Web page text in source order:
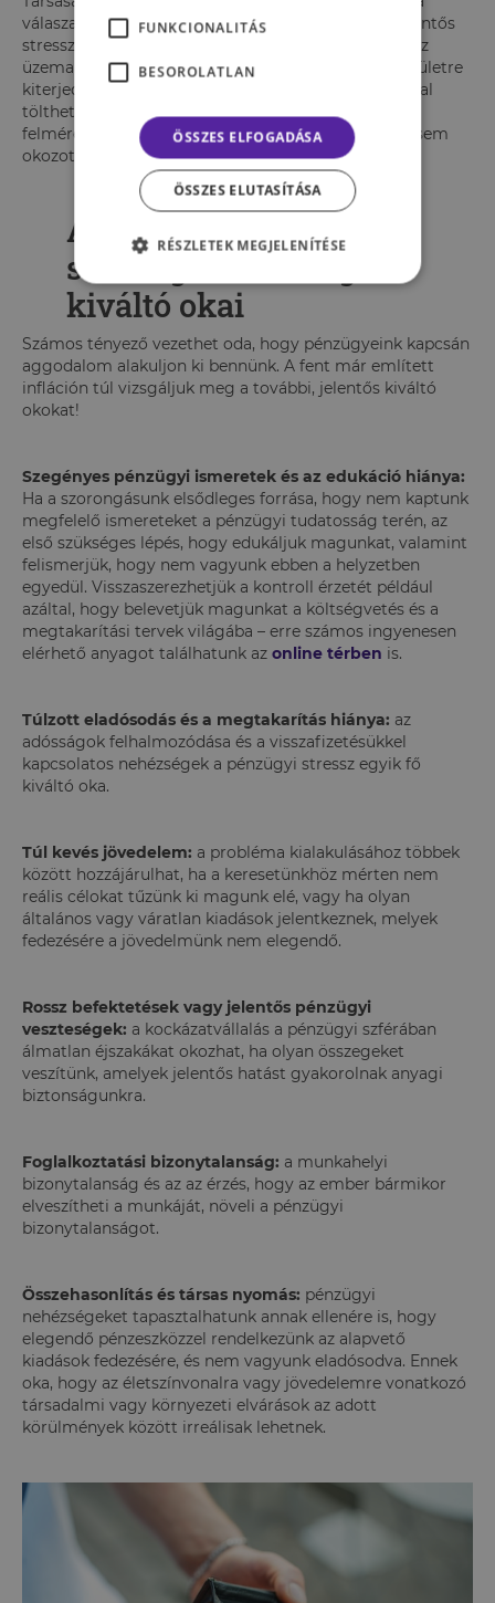
válaszadók 87 százaléka az inflációt
jelölte meg jelentős
stresszforrásként. A nagyfokú árnövekedés, amely az
üzemanyagtól kezdve az élelmiszerekig számos területre
kiterjed, anyagi háttértől függetlenül aggodalommal
tölthet el bennünket. A kutatók szerint egyébként a
felmérés 2007-es kezdete óta egyetlen más kérdés sem
okozott ekkora stresszt.
A pénzügyi
szorongás lehetséges
kiváltó okai
Számos tényező vezethet oda, hogy pénzügyeink kapcsán
aggodalom alakuljon ki bennünk. A fent már említett
infláción túl vizsgáljuk meg a további, jelentős kiváltó
okokat!
Szegényes pénzügyi ismeretek és az edukáció hiánya:
Ha a szorongásunk elsődleges forrása, hogy nem kaptunk
megfelelő ismereteket a pénzügyi tudatosság terén, az
első szükséges lépés, hogy edukáljuk magunkat, valamint
felismerjük, hogy nem vagyunk ebben a helyzetben
egyedül. Visszaszerezhetjük a kontroll érzetét például
azáltal, hogy belevetjük magunkat a költségvetés és a
megtakarítási tervek világába – erre számos ingyenesen
elérhető anyagot találhatunk az online térben is.
Túlzott eladósodás és a megtakarítás hiánya: az
adósságok felhalmozódása és a visszafizetésükkel
kapcsolatos nehézségek a pénzügyi stressz egyik fő
kiváltó oka.
Túl kevés jövedelem: a probléma kialakulásához többek
között hozzájárulhat, ha a keresetünkhöz mérten nem
reális célokat tűzünk ki magunk elé, vagy ha olyan
általános vagy váratlan kiadások jelentkeznek, melyek
fedezésére a jövedelmünk nem elegendő.
Rossz befektetések vagy jelentős pénzügyi
veszteségek: a kockázatvállalás a pénzügyi szférában
álmatlan éjszakákat okozhat, ha olyan összegeket
veszítünk, amelyek jelentős hatást gyakorolnak anyagi
biztonságunkra.
Foglalkoztatási bizonytalanság: a munkahelyi
bizonytalanság és az az érzés, hogy az ember bármikor
elveszítheti a munkáját, növeli a pénzügyi
bizonytalanságot.
Összehasonlítás és társas nyomás: pénzügyi
nehézségeket tapasztalhatunk annak ellenére is, hogy
elegendő pénzeszközzel rendelkezünk az alapvető
kiadások fedezésére, és nem vagyunk eladósodva. Ennek
oka, hogy az életszínvonalra vagy jövedelemre vonatkozó
társadalmi vagy környezeti elvárások az adott
körülmények között irreálisak lehetnek.
FUNKCIONALITÁS
BESOROLATLAN
ÖSSZES ELFOGADÁSA
ÖSSZES ELUTASÍTÁSA
RÉSZLETEK MEGJELENÍTÉSE